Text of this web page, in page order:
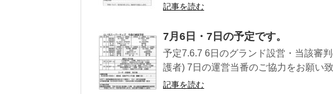
記事を読む
7月6日・7日の予定です。
予定7.6.7 6日のグランド設営・当該審
護者) 7日の運営当番のご協力をお願い
記事を読む